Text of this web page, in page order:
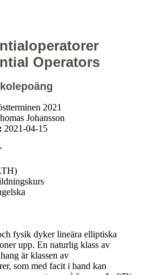
Operators
2021
Johansson
2021-04-15
fysik dyker lineära elliptiska
upp. En naturlig klass av
är klassen av
som med facit i hand kan